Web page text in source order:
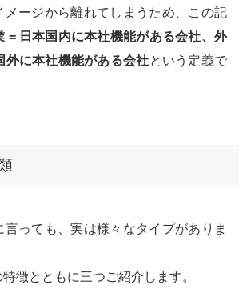
メージから離れてしまうため、この記
= 日本国内に本社機能がある会社、外
外に本社機能がある会社という定義で
言っても、実は様々なタイプがありま
徴とともに三つご紹介します。